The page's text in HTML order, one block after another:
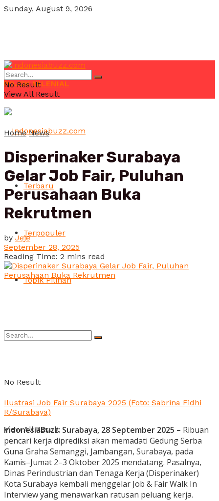
Sunday, August 9, 2026
POJOK MILENIAL
Terbaru
Terpopuler
Topik Pilihan
No Result
View All Result
No Result
View All Result
Home News
Disperinaker Surabaya
Gelar Job Fair, Puluhan
Perusahaan Buka
Rekrutmen
by Jeje
September 28, 2025
Reading Time: 2 mins read
Ilustrasi Job Fair Surabaya 2025 (Foto: Sabrina Fidhi
R/Surabaya)
IndonesiaBuzz: Surabaya, 28 September 2025 – Ribuan
pencari kerja diprediksi akan memadati Gedung Serba
Guna Graha Semanggi, Jambangan, Surabaya, pada
Kamis–Jumat 2–3 Oktober 2025 mendatang. Pasalnya,
Dinas Perindustrian dan Tenaga Kerja (Disperinaker)
Kota Surabaya kembali menggelar Job & Fair Walk In
Interview yang menawarkan ratusan peluang kerja.